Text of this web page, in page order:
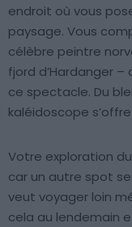
endroit où vous
paysage. Vous
célèbre peintre
fjord d’Hardanger
ce spectacle. Du
kaléidoscope
Votre exploration
car un autre spot
veut voyager loin
cela au lendemain